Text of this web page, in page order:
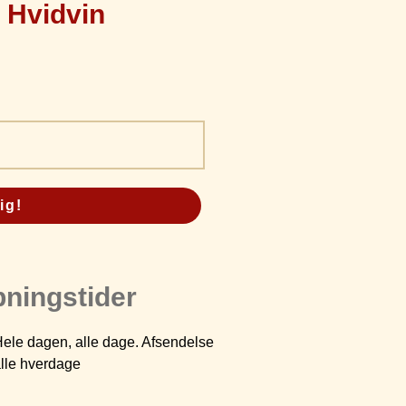
Hvidvin
dagen, alle dage. Afsendelse
hverdage